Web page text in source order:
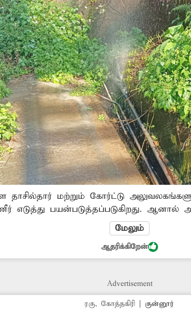
தாசில்தார் மற்றும் கோர்ட்டு
பயன்படுத்தப்படுகிறது. ஆனால்
இயக்கும்போது தண்ணீர் வீணாக
தடுக்க வேண்டும்.
மேலும்
ஆதரிக்கிறேன்
Advertisement
ரகு, கோத்தகிரி |குன்னூர்